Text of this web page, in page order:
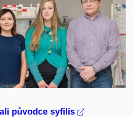
původce syfilis